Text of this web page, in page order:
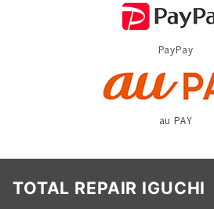
PayPay
au PAY
TOTAL REPAIR IGUCHI